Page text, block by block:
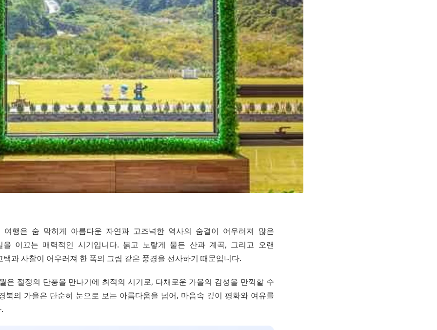
행은 숨 막히게 아름다운 자연과 고즈넉한 역사의 숨결이 어우러져 많은
을 이끄는 매력적인 시기입니다. 붉고 노랗게 물든 산과 계곡, 그리고 오랜
과 사찰이 어우러져 한 폭의 그림 같은 풍경을 선사하기 때문입니다.
은 절정의 단풍을 만나기에 최적의 시기로, 다채로운 가을의 감성을 만끽할 수
북의 가을은 단순히 눈으로 보는 아름다움을 넘어, 마음속 깊이 평화와 여유를